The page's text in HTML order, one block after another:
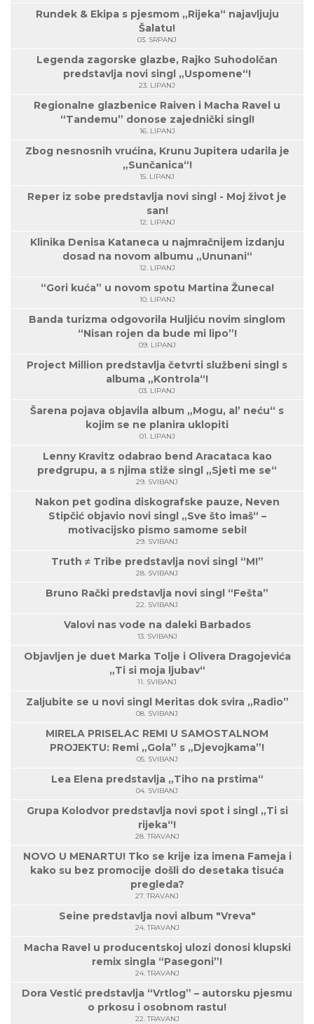
Rundek & Ekipa s pjesmom „Rijeka“ najavljuju
Šalatu!
03. SRPANJ
Legenda zagorske glazbe, Rajko Suhodolčan
predstavlja novi singl „Uspomene“!
23. LIPANJ
Regionalne glazbenice Raiven i Macha Ravel u
“Tandemu” donose zajednički singl!
16. LIPANJ
Zbog nesnosnih vrućina, Krunu Jupitera udarila je
„Sunčanica“!
15. LIPANJ
Reper iz sobe predstavlja novi singl - Moj život je
san!
12. LIPANJ
Klinika Denisa Kataneca u najmračnijem izdanju
dosad na novom albumu „Ununani“
12. LIPANJ
“Gori kuća” u novom spotu Martina Žuneca!
10. LIPANJ
Banda turizma odgovorila Huljiću novim singlom
“Nisan rojen da bude mi lipo”!
09. LIPANJ
Project Million predstavlja četvrti službeni singl s
albuma „Kontrola“!
03. LIPANJ
Šarena pojava objavila album „Mogu, al’ neću“ s
kojim se ne planira uklopiti
01. LIPANJ
Lenny Kravitz odabrao bend Aracataca kao
predgrupu, a s njima stiže singl „Sjeti me se“
29. SVIBANJ
Nakon pet godina diskografske pauze, Neven
Stipčić objavio novi singl „Sve što imaš“ –
motivacijsko pismo samome sebi!
29. SVIBANJ
Truth ≠ Tribe predstavlja novi singl “M!”
28. SVIBANJ
Bruno Rački predstavlja novi singl “Fešta”
22. SVIBANJ
Valovi nas vode na daleki Barbados
13. SVIBANJ
Objavljen je duet Marka Tolje i Olivera Dragojevića
„Ti si moja ljubav“
11. SVIBANJ
Zaljubite se u novi singl Meritas dok svira „Radio”
08. SVIBANJ
MIRELA PRISELAC REMI U SAMOSTALNOM
PROJEKTU: Remi „Gola” s „Djevojkama”!
05. SVIBANJ
Lea Elena predstavlja „Tiho na prstima“
04. SVIBANJ
Grupa Kolodvor predstavlja novi spot i singl „Ti si
rijeka“!
28. TRAVANJ
NOVO U MENARTU! Tko se krije iza imena Fameja i
kako su bez promocije došli do desetaka tisuća
pregleda?
27. TRAVANJ
Seine predstavlja novi album "Vreva"
24. TRAVANJ
Macha Ravel u producentskoj ulozi donosi klupski
remix singla “Pasegoni”!
24. TRAVANJ
Dora Vestić predstavlja “Vrtlog” – autorsku pjesmu
o prkosu i osobnom rastu!
22. TRAVANJ